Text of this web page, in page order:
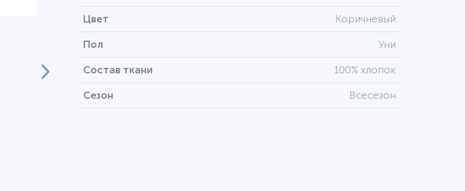
Цвет Коричневый
Пол Уни
Состав ткани 100% хлопок
Сезон Всесезон